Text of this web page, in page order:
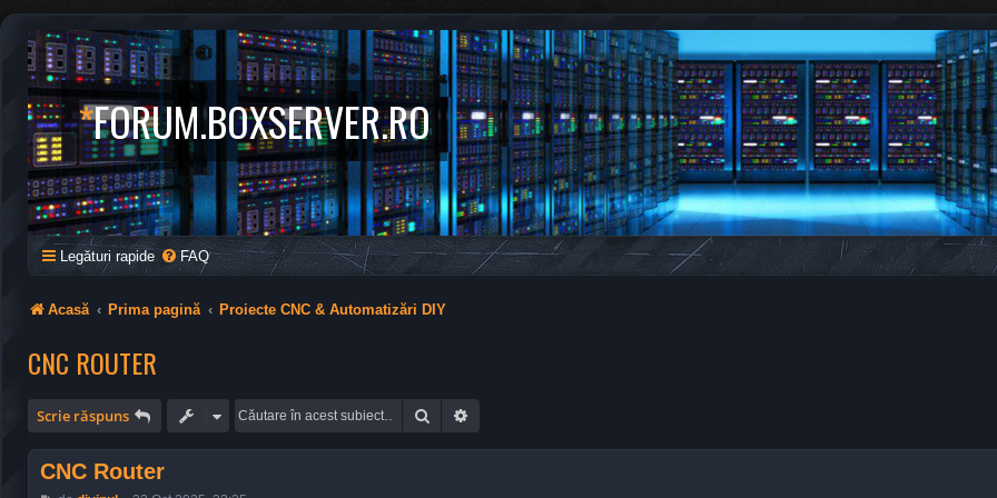
*FORUM.BOXSERVER.RO
Legături rapide FAQ
Acasă Prima pagină Proiecte CNC & Automatizări DIY
CNC ROUTER
Scrie răspuns Căutare
CNC Router